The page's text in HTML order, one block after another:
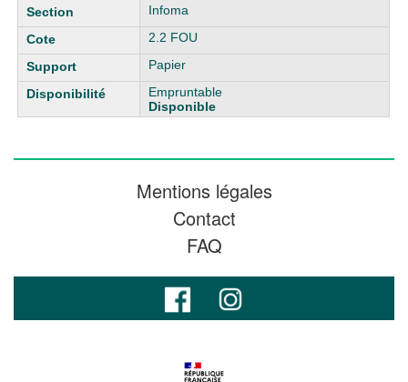
Infoma
2.2 FOU
Papier
Empruntable
Disponible
Mentions légales
Contact
FAQ